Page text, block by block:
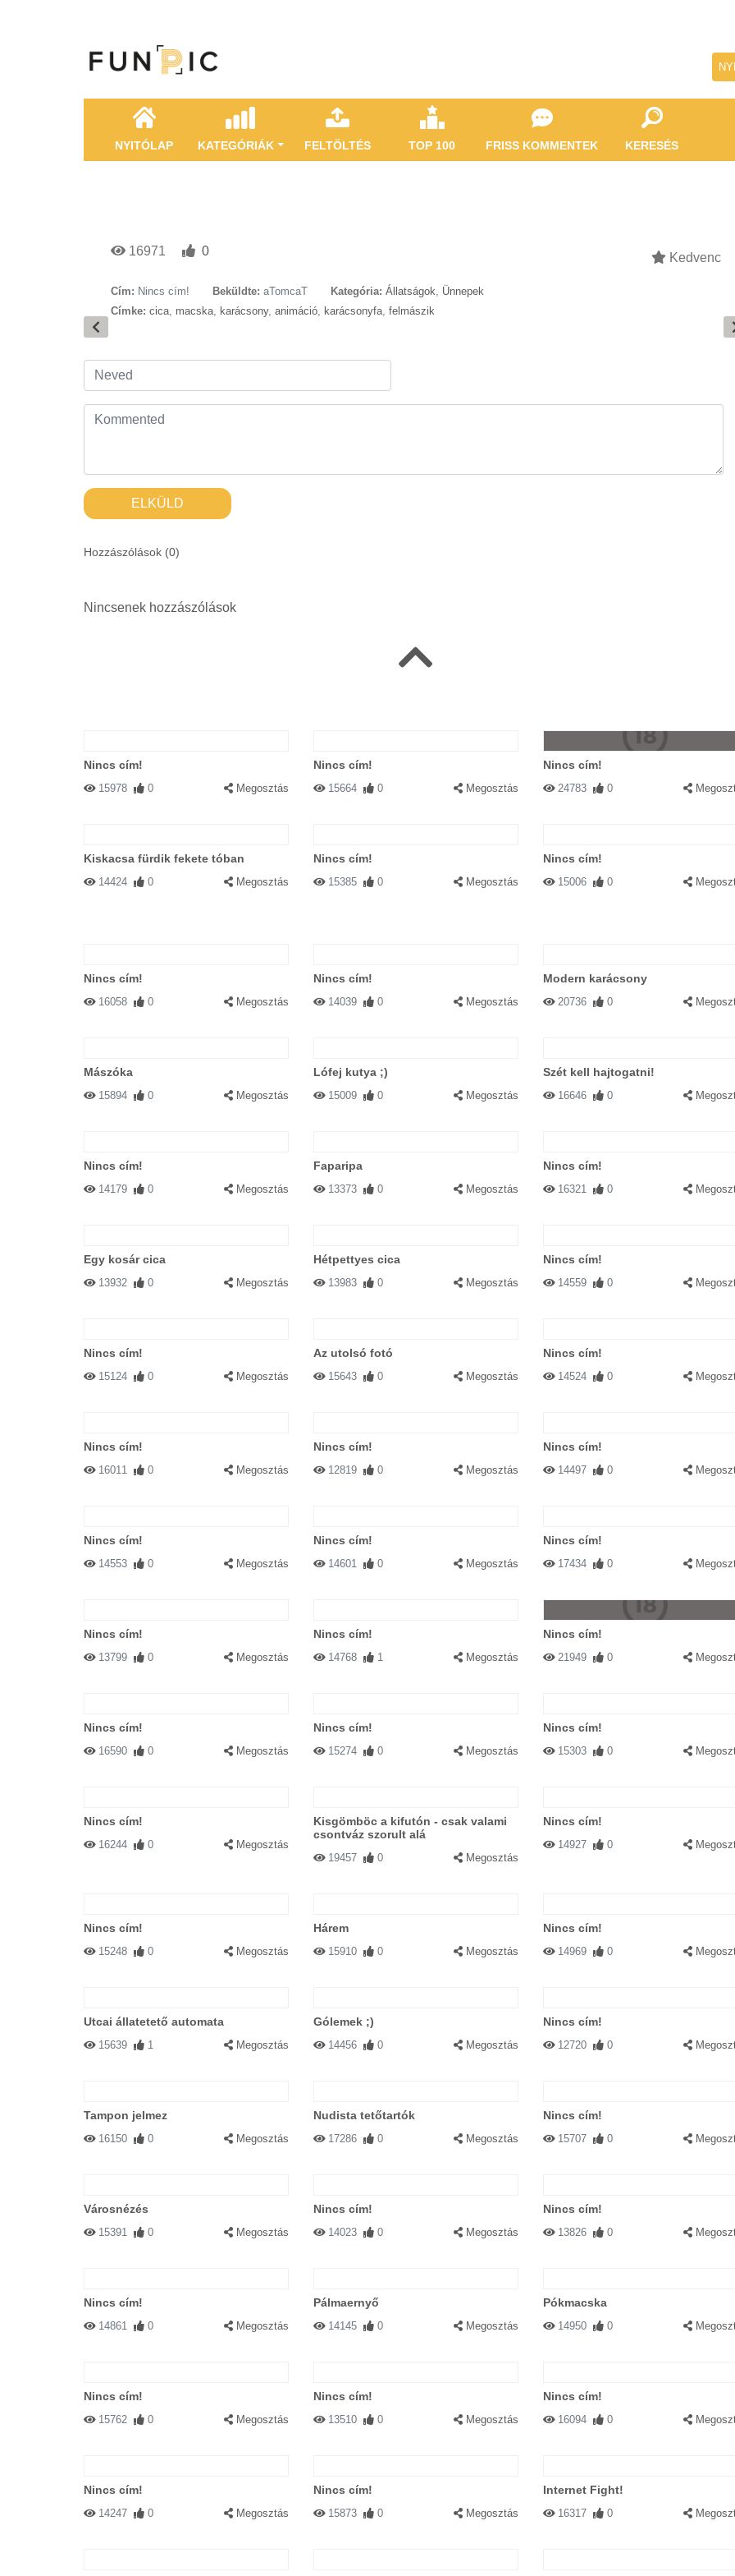
NYITÓLAP KATEGÓRIÁK FELTÖLTÉS TOP 100 FRISS KOMMENTEK KERESÉS
16971 0 Kedvenc
Cím: Nincs cím! Beküldte: aTomcaT Kategória: Állatságok, Ünnepek
Címke: cica, macska, karácsony, animáció, karácsonyfa, felmászik
ELKÜLD
Hozzászólások (0)
Nincsenek hozzászólások
Nincs cím!
15978 0 Megosztás
Nincs cím!
15664 0 Megosztás
Nincs cím!
24783 0
Kiskacsa fürdik fekete tóban
14424 0 Megosztás
Nincs cím!
15385 0 Megosztás
Nincs cím!
15006 0
Nincs cím!
16058 0 Megosztás
Nincs cím!
14039 0 Megosztás
Modern karácsony
20736 0
Mászóka
15894 0 Megosztás
Lófej kutya ;)
15009 0 Megosztás
Szét kell hajtogatni!
16646 0
Nincs cím!
14179 0 Megosztás
Faparipa
13373 0 Megosztás
Nincs cím!
16321 0
Egy kosár cica
13932 0 Megosztás
Hétpettyes cica
13983 0 Megosztás
Nincs cím!
14559 0
Nincs cím!
15124 0 Megosztás
Az utolsó fotó
15643 0 Megosztás
Nincs cím!
14524 0
Nincs cím!
16011 0 Megosztás
Nincs cím!
12819 0 Megosztás
Nincs cím!
14497 0
Nincs cím!
14553 0 Megosztás
Nincs cím!
14601 0 Megosztás
Nincs cím!
17434 0
Nincs cím!
13799 0 Megosztás
Nincs cím!
14768 1 Megosztás
Nincs cím!
21949 0
Nincs cím!
16590 0 Megosztás
Nincs cím!
15274 0 Megosztás
Nincs cím!
15303 0
Nincs cím!
16244 0 Megosztás
Kisgömböc a kifutón - csak valami
csontváz szorult alá
19457 0 Megosztás
Nincs cím!
14927 0
Nincs cím!
15248 0 Megosztás
Hárem
15910 0 Megosztás
Nincs cím!
14969 0
Utcai állatetető automata
15639 1 Megosztás
Gólemek ;)
14456 0 Megosztás
Nincs cím!
12720 0
Tampon jelmez
16150 0 Megosztás
Nudista tetőtartók
17286 0 Megosztás
Nincs cím!
15707 0
Városnézés
15391 0 Megosztás
Nincs cím!
14023 0 Megosztás
Nincs cím!
13826 0
Nincs cím!
14861 0 Megosztás
Pálmaernyő
14145 0 Megosztás
Pókmacska
14950 0
Nincs cím!
15762 0 Megosztás
Nincs cím!
13510 0 Megosztás
Nincs cím!
16094 0
Nincs cím!
14247 0 Megosztás
Nincs cím!
15873 0 Megosztás
Internet Fight!
16317 0